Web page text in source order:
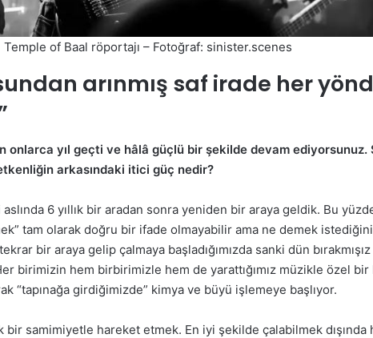
Temple of Baal röportajı – Fotoğraf: sinister.scenes
arınmış saf irade her
onlarca yıl geçti ve hâlâ güçlü bir şekilde devam ediyorsunuz.
arkasındaki itici güç nedir?
aslında 6 yıllık bir aradan sonra yeniden bir araya geldik. Bu
tam olarak doğru bir ifade olmayabilir ama ne demek istediğini
bir araya gelip çalmaya başladığımızda sanki dün
birimizin hem birbirimizle hem de yarattığımız müzikle özel bir
“tapınağa girdiğimizde” kimya ve büyü işlemeye başlıyor.
bir samimiyetle hareket etmek. En iyi şekilde çalabilmek dışında